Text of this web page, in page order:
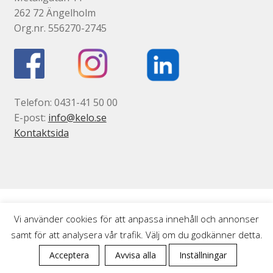
Gravyr till industrin
Ljus/LED/Profilskyltar
Stolpskyltar och pyloner i Skåne
Skyltsystem
Smidesskyltar, gjutna skyltar
Om oss
Tjänster
262 72 Ängelholm
Org.nr. 556270-2745
Telefon: 0431-41 50 00
E-post: info@kelo.se
Kontaktsida
0
Vi använder cookies för att anpassa innehåll och annonser
samt för att analysera vår trafik. Välj om du godkänner detta.
Acceptera Avvisa alla Inställningar